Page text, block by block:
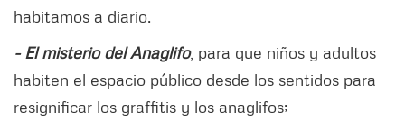
habitamos a diario.
- El misterio del Anaglifo, para que niños y adultos
habiten el espacio público desde los sentidos para
resignificar los graffitis y los anaglifos;